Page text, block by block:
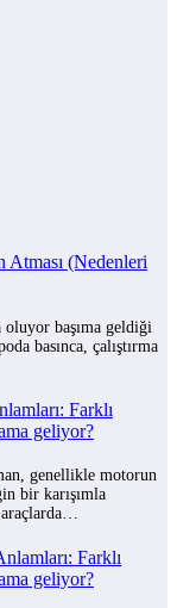
(Nedenleri
oluyor başıma geldiği
basınca, çalıştırma
Farklı
geliyor?
genellikle motorun
bir karışımla
Farklı
geliyor?